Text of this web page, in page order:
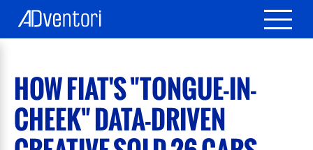
HOW FIAT'S "TONGUE-IN-
CHEEK" DATA-DRIVEN